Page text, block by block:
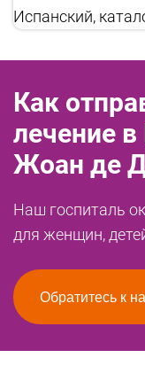
Испанский,
Как
лечение в
Жоан де
Наш госпиталь
для женщин,
Обратитесь к